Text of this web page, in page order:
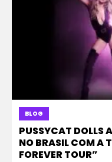
BLOG
PUSSYCAT DOLLS
NO BRASIL COM A
FOREVER TOUR”